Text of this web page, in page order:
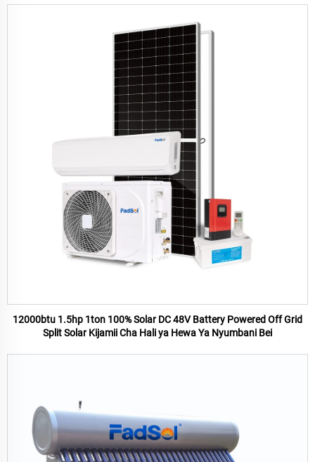
12000btu 1.5hp 1ton 100% Solar DC 48V Battery Powered Off Grid
Split Solar Kijamii Cha Hali ya Hewa Ya Nyumbani Bei